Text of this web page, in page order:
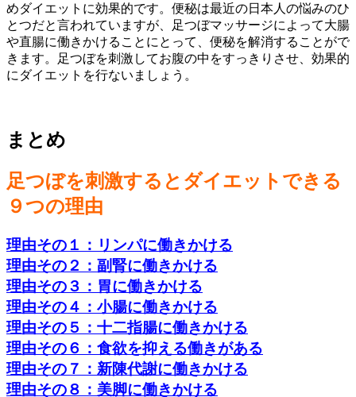
めダイエットに効果的です。便秘は最近の日本人の悩みのひ
とつだと言われていますが、足つぼマッサージによって大腸
や直腸に働きかけることにとって、便秘を解消することがで
きます。足つぼを刺激してお腹の中をすっきりさせ、効果的
にダイエットを行ないましょう。
まとめ
足つぼを刺激するとダイエットできる
９つの理由
理由その１：リンパに働きかける
理由その２：副腎に働きかける
理由その３：胃に働きかける
理由その４：小腸に働きかける
理由その５：十二指腸に働きかける
理由その６：食欲を抑える働きがある
理由その７：新陳代謝に働きかける
理由その８：美脚に働きかける